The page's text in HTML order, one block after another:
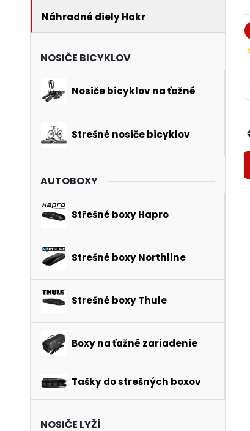
Náhradné diely Hakr
NOSIČE BICYKLOV
Nosiče bicyklov na ťažné
Strešné nosiče bicyklov
AUTOBOXY
Střešné boxy Hapro
Strešné boxy Northline
Strešné boxy Thule
Boxy na ťažné zariadenie
Tašky do strešných boxov
NOSIČE LYŽÍ